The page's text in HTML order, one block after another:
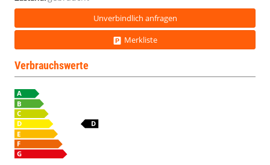
Unverbindlich anfragen
Merkliste
Verbrauchswerte